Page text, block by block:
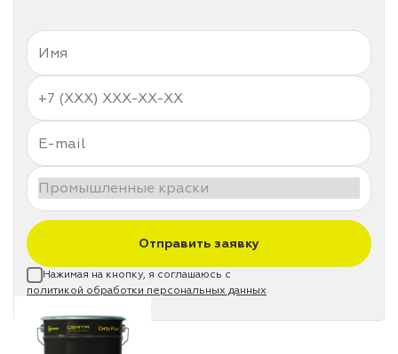
Отправить заявку
Нажимая на кнопку, я соглашаюсь с
политикой обработки персональных данных